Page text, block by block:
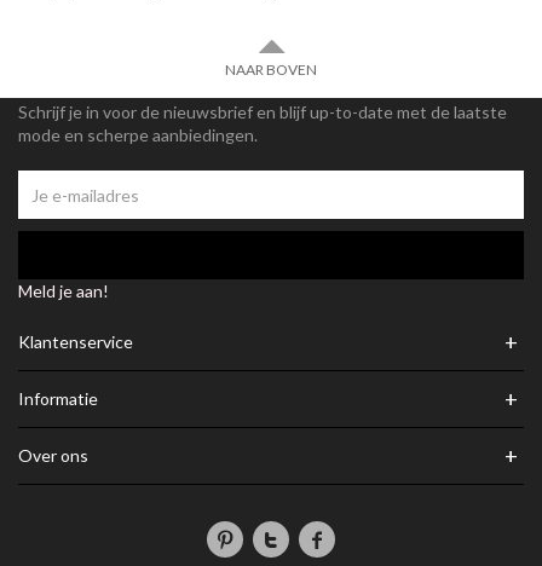
NAAR BOVEN
Schrijf je in voor de nieuwsbrief en blijf up-to-date met de laatste
mode en scherpe aanbiedingen.
Meld je aan!
Klantenservice +
Informatie +
Over ons +